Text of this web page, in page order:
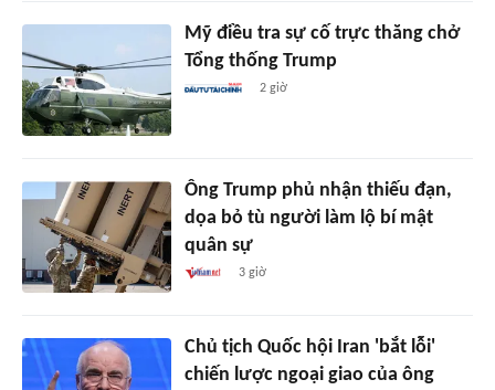
Mỹ điều tra sự cố trực thăng chở
Tổng thống Trump
2 giờ
Ông Trump phủ nhận thiếu đạn,
dọa bỏ tù người làm lộ bí mật
quân sự
3 giờ
Chủ tịch Quốc hội Iran 'bắt lỗi'
chiến lược ngoại giao của ông